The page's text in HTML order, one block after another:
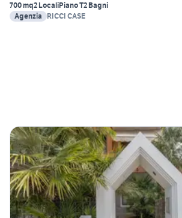
700 mq2 LocaliPiano T2 Bagni
Agenzia
RICCI CASE